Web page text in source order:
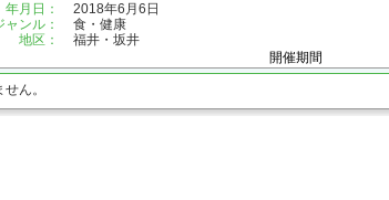
年月日：
2018年6月6日
ャンル：
食・健康
地区：
福井・坂井
開催期間
ん。